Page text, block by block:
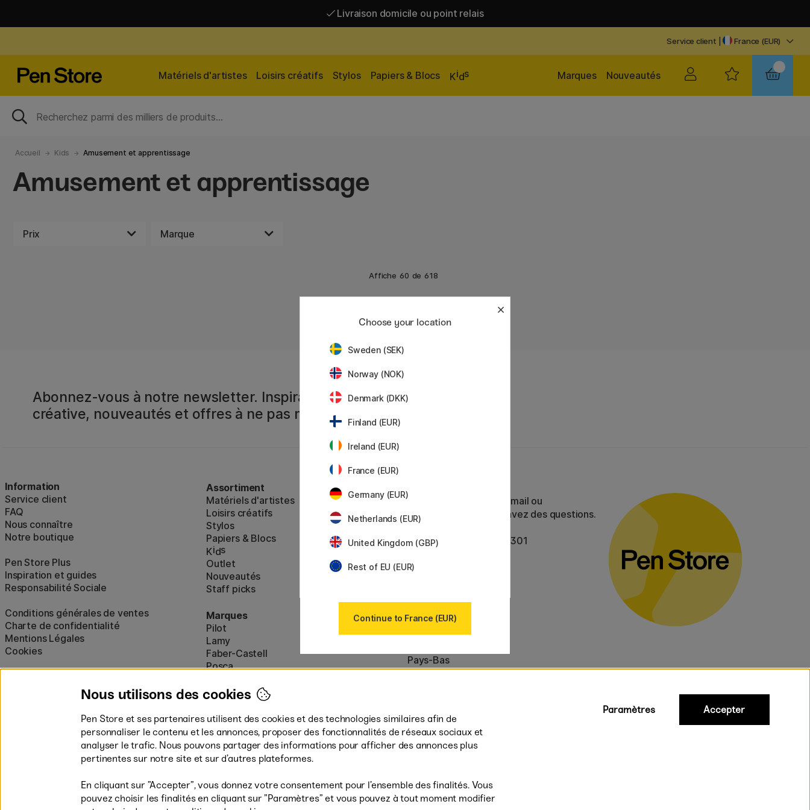
Livraison domicile ou point relais
Service client | France (EUR)
Matériels d'artistes Loisirs créatifs Stylos Papiers & Blocs Kids Nouveautés
Marques
Accueil Kids Amusement et apprentissage
Amusement et apprentissage
Prix Marque
Affiche 60 de 618
1 2 3 4 5 7 8 ..
Abonnez-vous à notre newsletter. Inspiration
créative, nouveautés et offres à ne pas manquer !
Information
Service client
FAQ
Nous connaître
Notre boutique
Pen Store Plus
Inspiration et guides
Responsabilité Sociale
Conditions générales de ventes
Charte de confidentialité
Mentions Légales
Cookies
Assortiment
Matériels d'artistes
Loisirs créatifs
Stylos
Papiers & Blocs
Kids
Outlet
Nouveautés
Staff picks
Marques
Pilot
Lamy
Faber-Castell
Posca
Afficher toutes (160)
Contactez-nous
par e-mail ou
par téléphone si vous avez des questions.
n° TVA : SE556797007301
Nos sites
Finlande
Allemagne
Pays-Bas
Royaume-Uni
* Des conditions de livraison
s’appliquent aux produits volumineux.
Les modes de paiement
Choose your location
Sweden (SEK)
Norway (NOK)
Denmark (DKK)
Finland (EUR)
Ireland (EUR)
France (EUR)
Germany (EUR)
Netherlands (EUR)
United Kingdom (GBP)
Rest of EU (EUR)
Continue to France (EUR)
Nous utilisons des cookies
Pen Store et ses partenaires utilisent des cookies et des technologies similaires afin de
personnaliser le contenu et les annonces, proposer des fonctionnalités de réseaux sociaux et
analyser le trafic. Nous pouvons partager des informations pour afficher des annonces plus
pertinentes sur notre site et sur d’autres plateformes.
En cliquant sur ”Accepter”, vous donnez votre consentement pour l’ensemble des finalités. Vous
pouvez choisir les finalités en cliquant sur ”Paramètres” et vous pouvez à tout moment modifier
Paramètres Accepter